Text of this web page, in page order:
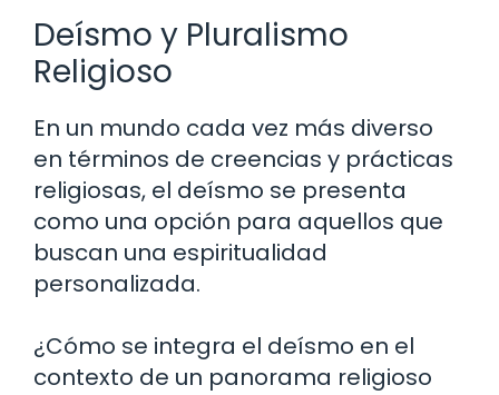
Deísmo y Pluralismo
Religioso
En un mundo cada vez más diverso
en términos de creencias y prácticas
religiosas, el deísmo se presenta
como una opción para aquellos que
buscan una espiritualidad
personalizada.
¿Cómo se integra el deísmo en el
contexto de un panorama religioso